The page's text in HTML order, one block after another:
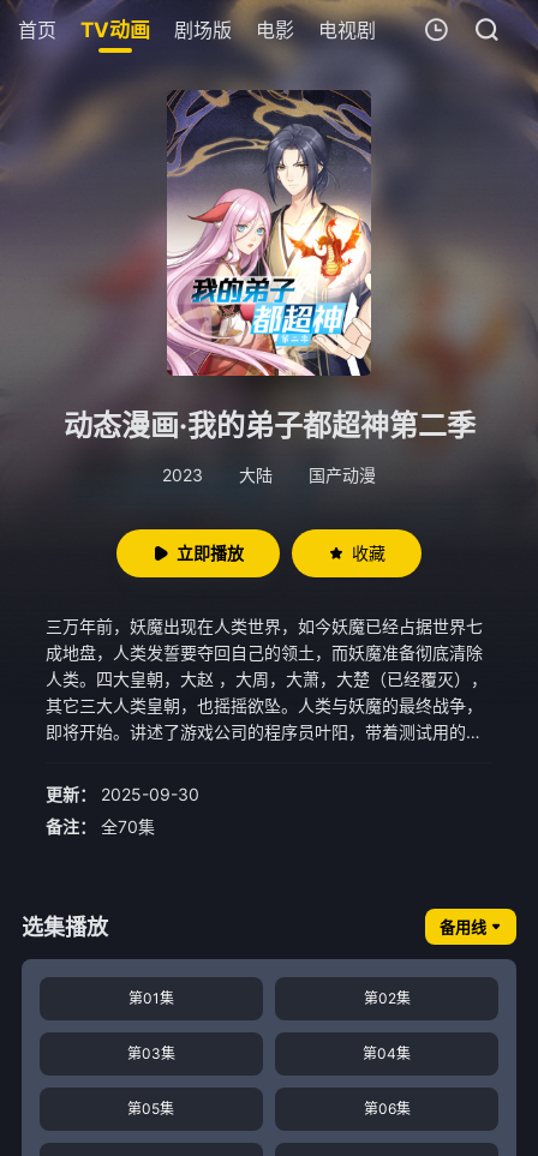
首页 TV动画 剧场版 电影 电视剧 短剧 今日更新
我的观影记录
暂无观看影片的记录
动态漫画·我的弟子都超神第二季
2023 大陆 国产动漫
立即播放 收藏
三万年前，妖魔出现在人类世界，如今妖魔已经占据世界七
成地盘，人类发誓要夺回自己的领土，而妖魔准备彻底清除
人类。四大皇朝，大赵 ，大周，大萧，大楚（已经覆灭），
其它三大人类皇朝，也摇摇欲坠。人类与妖魔的最终战争，
即将开始。讲述了游戏公司的程序员叶阳，带着测试用的全
从妖魔手中夺回人类地盘的轻松无敌流故事。
更新：
2025-09-30
备注：
全70集
选集播放 备用线
第01集 第02集
第03集 第04集
第05集 第06集